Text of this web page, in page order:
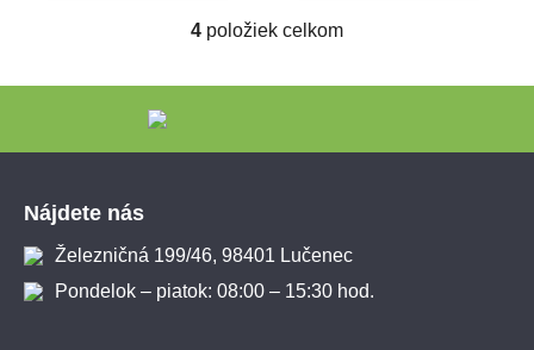
Ovládacie prvky výpisu
4 položiek celkom
Nájdete nás
Železničná 199/46, 98401 Lučenec
Pondelok – piatok: 08:00 – 15:30 hod.